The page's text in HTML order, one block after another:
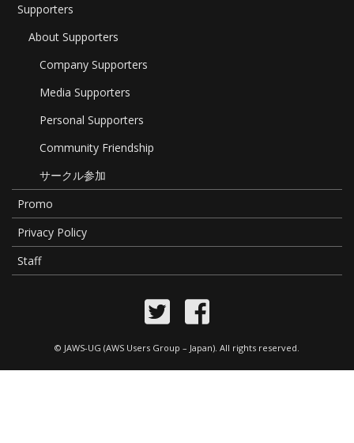
Supporters
About Supporters
Company Supporters
Media Supporters
Personal Supporters
Community Friendship
サークル参加
Promo
Privacy Policy
Staff
© JAWS-UG (AWS Users Group – Japan) . All rights reserved.